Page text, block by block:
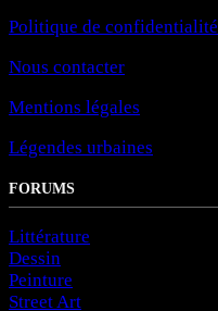
Politique de confidentialité
Nous contacter
Mentions légales
Légendes urbaines
FORUMS
Littérature
Dessin
Peinture
Street Art